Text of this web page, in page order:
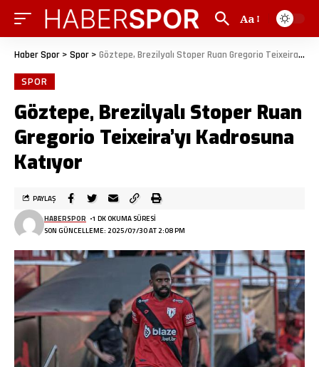
Aa
Haber Spor > Spor > Göztepe, Brezilyalı Stoper Ruan Gregorio Teixeira’yı Kadrosuna Katıyor
SPOR
Göztepe, Brezilyalı Stoper Ruan
Gregorio Teixeira’yı Kadrosuna
Katıyor
SON GÜNCELLEME: 2025/07/30 AT 2:08 PM
HABERSPOR 1 DK OKUMA SÜRESI
PAYLAŞ